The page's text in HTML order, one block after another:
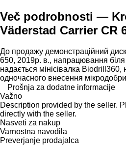
Več podrobnosti —
Väderstad Carrier CR
До продажу демонстраційний
650, 2019р. в., напрацювання
надається мінісівалка Biodrill360,
одночасного внесення
Prošnja za dodatne informacije
Važno
Description provided by the seller.
directly with the seller.
Nasveti za nakup
Varnostna navodila
Preverjanje prodajalca